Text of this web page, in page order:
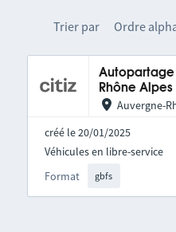
Trier par Ordre
Autopartage
Rhône Alpes
Auvergne-
créé le 20/01/2025
Format gbfs
Véhicules en libre-service